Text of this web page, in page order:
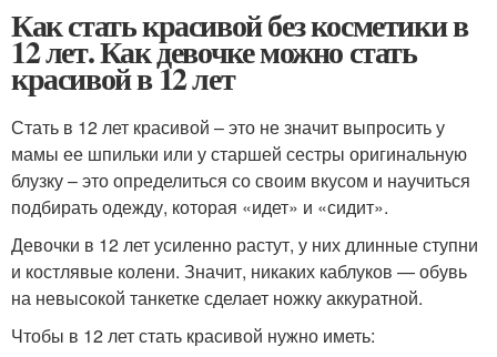
Как стать красивой без косметики в
12 лет. Как девочке можно стать
красивой в 12 лет
Стать в 12 лет красивой – это не значит выпросить у
мамы ее шпильки или у старшей сестры оригинальную
блузку – это определиться со своим вкусом и научиться
подбирать одежду, которая «идет» и «сидит».
Девочки в 12 лет усиленно растут, у них длинные ступни
и костлявые колени. Значит, никаких каблуков — обувь
на невысокой танкетке сделает ножку аккуратной.
Чтобы в 12 лет стать красивой нужно иметь: